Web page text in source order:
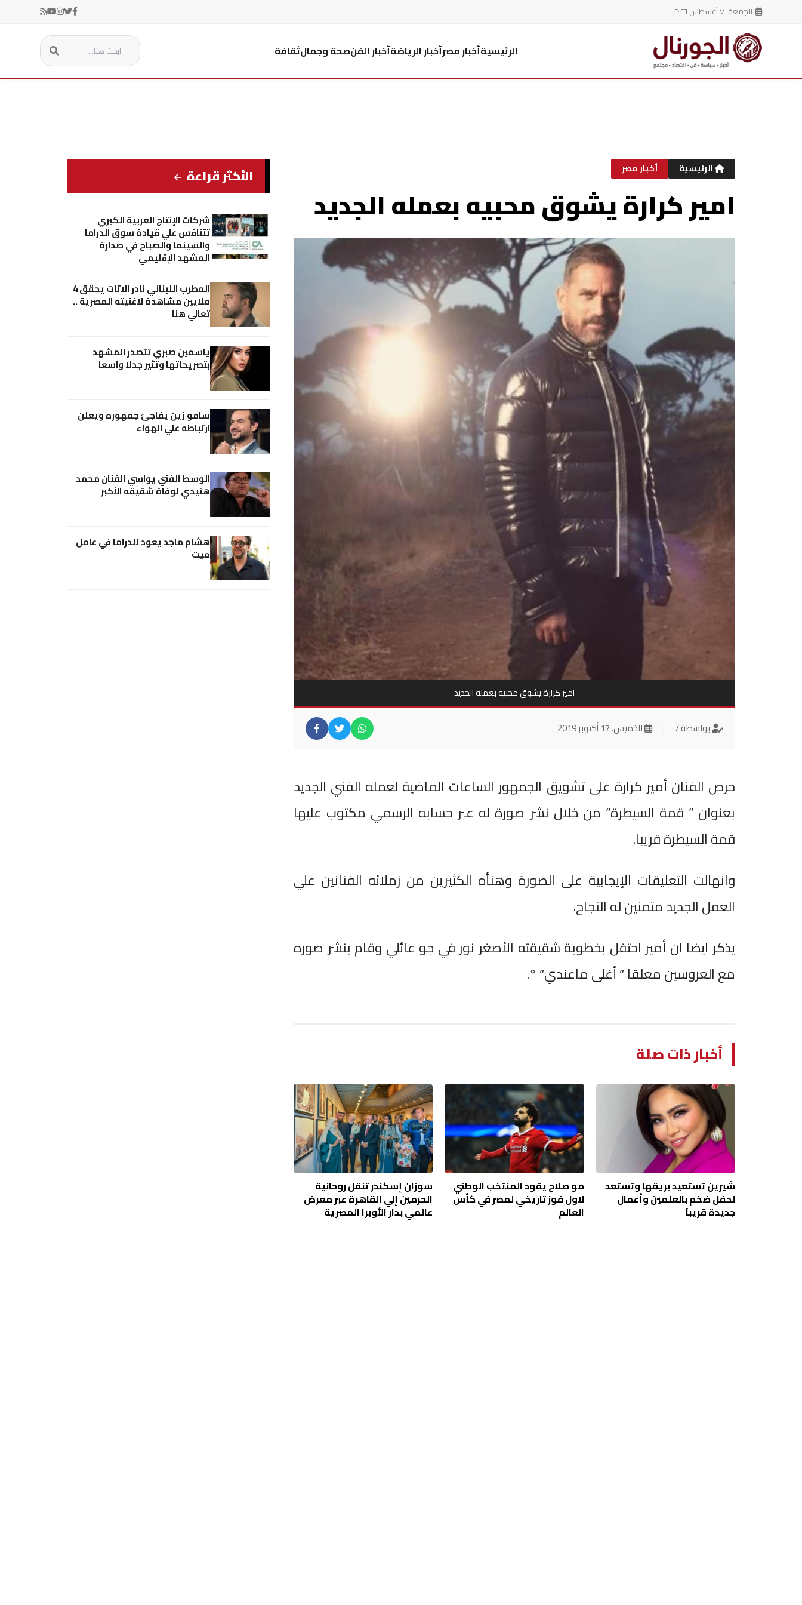
الجمعة، ٧ أغسطس ٢٠٢٦
الرئيسيةأخبار مصرأخبار الرياضةأخبار الفنصحة وجمالثقافة
الرئيسية أخبار مصر
امير كرارة يشوق محبيه بعمله الجديد
امير كرارة يشوق محبيه بعمله الجديد
بواسطة / | الخميس، 17 أكتوبر 2019
حرص الفنان أمير كرارة على تشويق الجمهور الساعات الماضية لعمله الفني الجديد
بعنوان ” قمة السيطرة” من خلال نشر صورة له عبر حسابه الرسمي مكتوب عليها
قمة السيطرة قريبا.
وانهالت التعليقات الإيجابية على الصورة وهنأه الكثيرين من زملائه الفنانين علي
العمل الجديد متمنين له النجاح.
يذكر ايضا ان أمير احتفل بخطوبة شقيقته الأصغر نور في جو عائلي وقام بنشر صوره
مع العروسين معلقا ” أغلى ماعندي” °.
أخبار ذات صلة
شيرين تستعيد بريقها وتستعد
لحفل ضخم بالعلمين وأعمال
جديدة قريباً
مو صلاح يقود المنتخب الوطني
لاول فوز تاريخي لمصر في كأس
العالم
سوزان إسكندر تنقل روحانية
الحرمين إلي القاهرة عبر معرض
عالمي بدار الأوبرا المصرية
الأكثر قراءة
شركات الإنتاج العربية الكبري
تتنافس علي قيادة سوق الدراما
والسينما والصباح في صدارة
المشهد الإقليمي
المطرب اللبناني نادر الاتات يحقق 4
ملايين مشاهدة لاغنيته المصرية ..
تعالي هنا
ياسمين صبري تتصدر المشهد
بتصريحاتها وتثير جدلا واسعا
سامو زين يفاجئ جمهوره ويعلن
ارتباطه علي الهواء
الوسط الفني يواسي الفنان محمد
هنيدي لوفاة شقيقه الأكبر
هشام ماجد يعود للدراما في عامل
ميت